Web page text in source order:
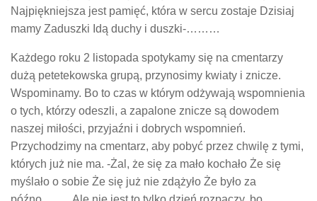
Najpiękniejsza jest pamięć, która w sercu zostaje Dzisiaj
mamy Zaduszki Idą duchy i duszki-………
Każdego roku 2 listopada spotykamy się na cmentarzy
dużą petetekowska grupą, przynosimy kwiaty i znicze.
Wspominamy. Bo to czas w którym odżywają wspomnienia
o tych, którzy odeszli, a zapalone znicze są dowodem
naszej miłości, przyjaźni i dobrych wspomnień.
Przychodzimy na cmentarz, aby pobyć przez chwilę z tymi,
których już nie ma. -Żal, że się za mało kochało Że się
myślało o sobie Że się już nie zdążyło Że było za